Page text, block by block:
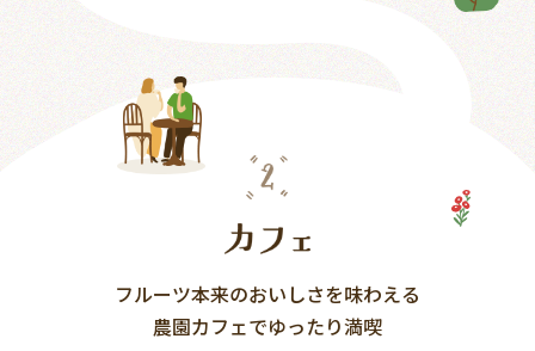
フルーツ本来のおいしさを味わえる
農園カフェでゆったり満喫